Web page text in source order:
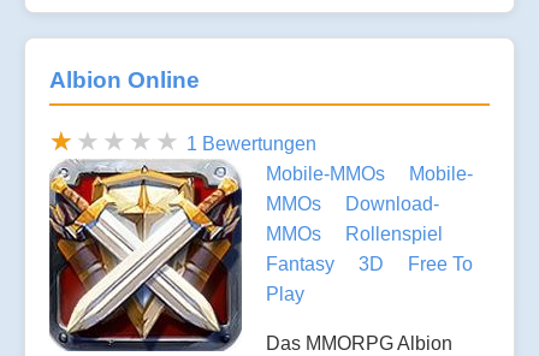
Albion Online
1 Bewertungen
Mobile-MMOs
Mobile-
MMOs
Download-
MMOs
Rollenspiel
Fantasy
3D
Free To
Play
Das MMORPG Albion